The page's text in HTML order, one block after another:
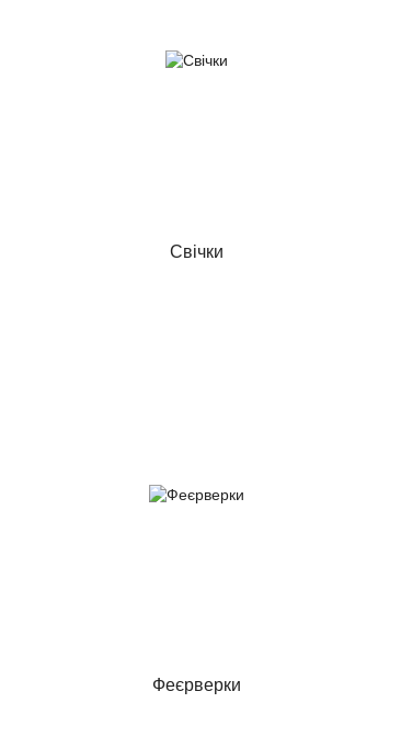
Свічки
Феєрверки